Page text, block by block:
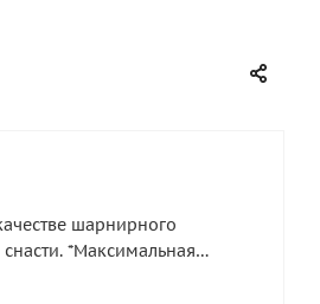
шарнирного
*Максимальная
по 2 штуки. Материал